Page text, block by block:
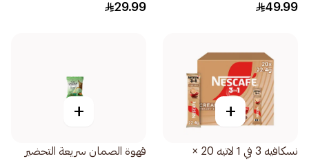
49.99
29.99
+
نسكافيه 3 في 1 لاتيه 20 ×
+
قهوة الصمان سريعة التحضير